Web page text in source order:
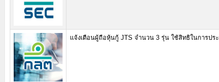
แจ้งเตือนผู้ถือหุ้นกู้ JTS จำนวน 3 รุ่น ใช้สิทธิในการปร